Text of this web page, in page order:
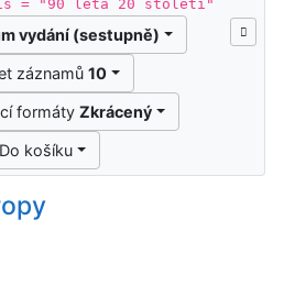
= "90 léta 20 století"
vydání (sestupně)
záznamů 10
formáty Zkrácený
Do košíku